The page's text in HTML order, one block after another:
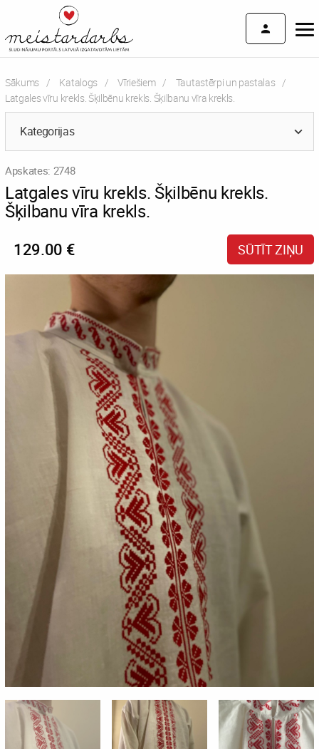
Sākums Katalogs Vīriešiem
Tautastērpi un pastalas
Current:
Latgales vīru krekls. Šķilbēnu krekls. Šķilbanu vīra krekls.
Kategorijas
Apskates: 2748
Latgales vīru krekls. Šķilbēnu krekls.
Šķilbanu vīra krekls.
129.00 € SŪTĪT ZIŅU